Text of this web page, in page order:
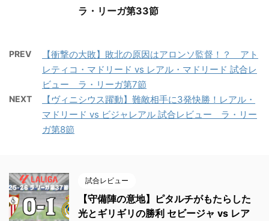
ラ・リーガ第33節
PREV
【衝撃の大敗】敗北の原因はアロンソ監督！？ アト
レティコ・マドリード vs レアル・マドリード 試合レ
ビュー ラ・リーガ第7節
NEXT
【ヴィニシウス躍動】難敵相手に3発快勝！レアル・
マドリード vs ビジャレアル 試合レビュー ラ・リー
ガ第8節
試合レビュー
【守備陣の意地】ピタルチがもたらした
光とギリギリの勝利 セビージャ vs レア